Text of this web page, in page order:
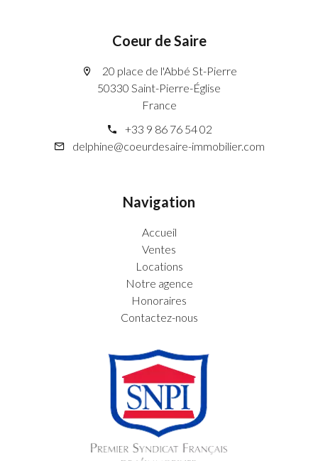
Coeur de Saire
20 place de l'Abbé St-Pierre
50330 Saint-Pierre-Église
France
+33 9 86 76 54 02
delphine@coeurdesaire-immobilier.com
Navigation
Accueil
Ventes
Locations
Notre agence
Honoraires
Contactez-nous